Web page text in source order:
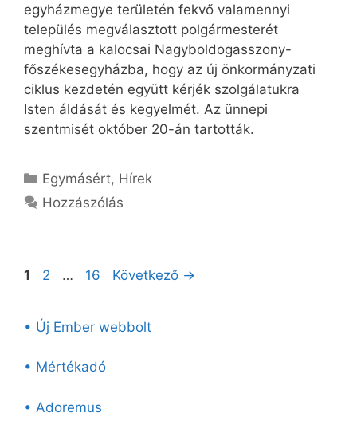
egyházmegye területén fekvő valamennyi
település megválasztott polgármesterét
meghívta a kalocsai Nagyboldogasszony-
főszékesegyházba, hogy az új önkormányzati
ciklus kezdetén együtt kérjék szolgálatukra
Isten áldását és kegyelmét. Az ünnepi
szentmisét október 20-án tartották.
Kategória
Egymásért, Hírek
Hozzászólás
Oldal
1 Oldal
2 … Oldal
16 Következő →
• Új Ember webbolt
• Mértékadó
• Adoremus